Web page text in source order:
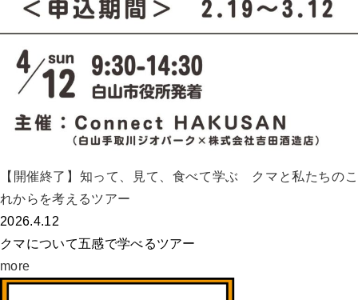
【開催終了】知って、見て、食べて学ぶ クマと私たちのこ
れからを考えるツアー
2026.4.12
クマについて五感で学べるツアー
more